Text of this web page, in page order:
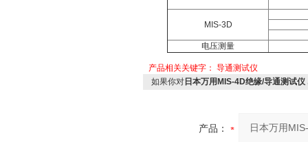
MIS-3D
电压测量
产品相关关键字： 导通测试仪
如果你对 日本万用MIS-4D绝缘/导通测试仪
产品：